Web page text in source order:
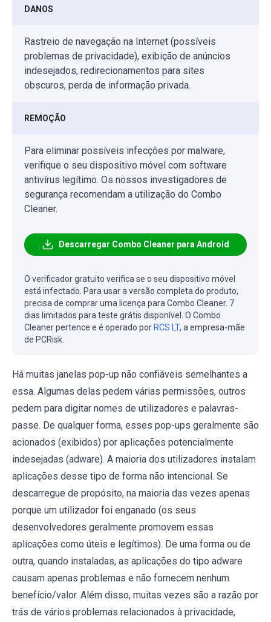
DANOS
Rastreio de navegação na Internet (possíveis
problemas de privacidade), exibição de anúncios
indesejados, redirecionamentos para sites
obscuros, perda de informação privada.
REMOÇÃO
Para eliminar possíveis infecções por malware,
verifique o seu dispositivo móvel com software
antivírus legítimo. Os nossos investigadores de
segurança recomendam a utilização do Combo
Cleaner.
Descarregar Combo Cleaner para Android
O verificador gratuito verifica se o seu dispositivo móvel
está infectado. Para usar a versão completa do produto,
precisa de comprar uma licença para Combo Cleaner. 7
dias limitados para teste grátis disponível. O Combo
Cleaner pertence e é operado por RCS LT, a empresa-mãe
de PCRisk.
Há muitas janelas pop-up não confiáveis semelhantes a
essa. Algumas delas pedem várias permissões, outros
pedem para digitar nomes de utilizadores e palavras-
passe. De qualquer forma, esses pop-ups geralmente são
acionados (exibidos) por aplicações potencialmente
indesejadas (adware). A maioria dos utilizadores instalam
aplicações desse tipo de forma não intencional. Se
descarregue de propósito, na maioria das vezes apenas
porque um utilizador foi enganado (os seus
desenvolvedores geralmente promovem essas
aplicações como úteis e legítimos). De uma forma ou de
outra, quando instaladas, as aplicações do tipo adware
causam apenas problemas e não fornecem nenhum
benefício/valor. Além disso, muitas vezes são a razão por
trás de vários problemas relacionados à privacidade,